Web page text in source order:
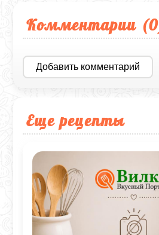
Комментарии (0
Добавить комментарий
Еще рецепты